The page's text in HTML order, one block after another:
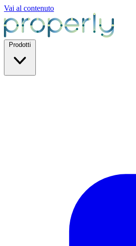
Vai al contenuto